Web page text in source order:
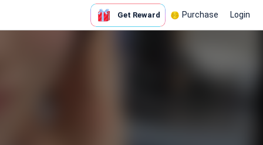
Get Reward Purchase Login